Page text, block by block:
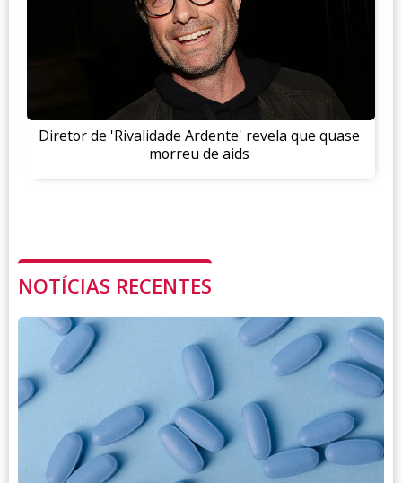
Diretor de 'Rivalidade Ardente' revela que quase
morreu de aids
NOTÍCIAS RECENTES